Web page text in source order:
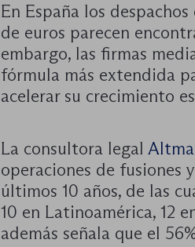
En España los
de euros parecen
embargo, las firmas
fórmula más extendida
acelerar su crecimiento
La consultora legal
operaciones de fusiones
últimos 10 años, de las
10 en Latinoamérica, 12
además señala que el